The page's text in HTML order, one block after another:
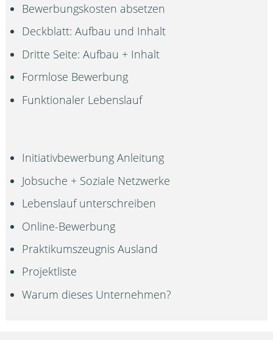
Bewerbungskosten absetzen
Deckblatt: Aufbau und Inhalt
Dritte Seite: Aufbau + Inhalt
Formlose Bewerbung
Funktionaler Lebenslauf
Initiativbewerbung Anleitung
Jobsuche + Soziale Netzwerke
Lebenslauf unterschreiben
Online-Bewerbung
Praktikumszeugnis Ausland
Projektliste
Warum dieses Unternehmen?